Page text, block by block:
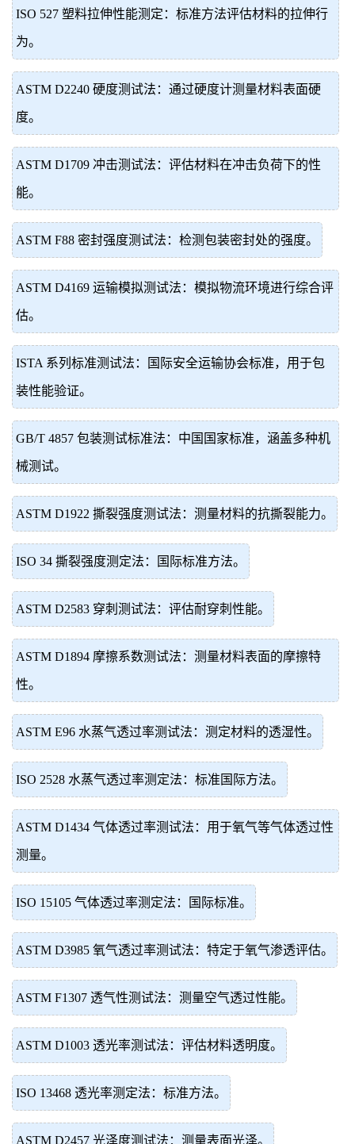
ISO 527 塑料拉伸性能测定：标准方法评估材料的拉伸行
为。
ASTM D2240 硬度测试法：通过硬度计测量材料表面硬
度。
ASTM D1709 冲击测试法：评估材料在冲击负荷下的性
能。
ASTM F88 密封强度测试法：检测包装密封处的强度。
ASTM D4169 运输模拟测试法：模拟物流环境进行综合评
估。
ISTA 系列标准测试法：国际安全运输协会标准，用于包
装性能验证。
GB/T 4857 包装测试标准法：中国国家标准，涵盖多种机
械测试。
ASTM D1922 撕裂强度测试法：测量材料的抗撕裂能力。
ISO 34 撕裂强度测定法：国际标准方法。
ASTM D2583 穿刺测试法：评估耐穿刺性能。
ASTM D1894 摩擦系数测试法：测量材料表面的摩擦特
性。
ASTM E96 水蒸气透过率测试法：测定材料的透湿性。
ISO 2528 水蒸气透过率测定法：标准国际方法。
ASTM D1434 气体透过率测试法：用于氧气等气体透过性
测量。
ISO 15105 气体透过率测定法：国际标准。
ASTM D3985 氧气透过率测试法：特定于氧气渗透评估。
ASTM F1307 透气性测试法：测量空气透过性能。
ASTM D1003 透光率测试法：评估材料透明度。
ISO 13468 透光率测定法：标准方法。
ASTM D2457 光泽度测试法：测量表面光泽。